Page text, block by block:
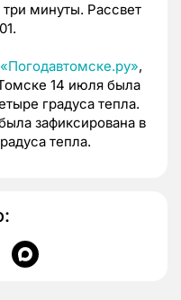
три минуты. Рассвет
«Погодавтомске.ру»,
14 июля была
градуса тепла.
зафиксирована в
тепла.